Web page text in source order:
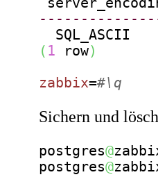
( 1 row)
zabbix=#\q
Sichern und
postgres@
​postgres@